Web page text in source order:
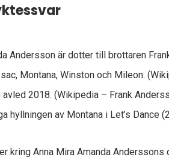
Andersson är dotter till brottaren
Montana, Winston och Mileon.
avled 2018. (Wikipedia – Frank
hyllningen av Montana i Let’s Dance
kring Anna Mira Amanda